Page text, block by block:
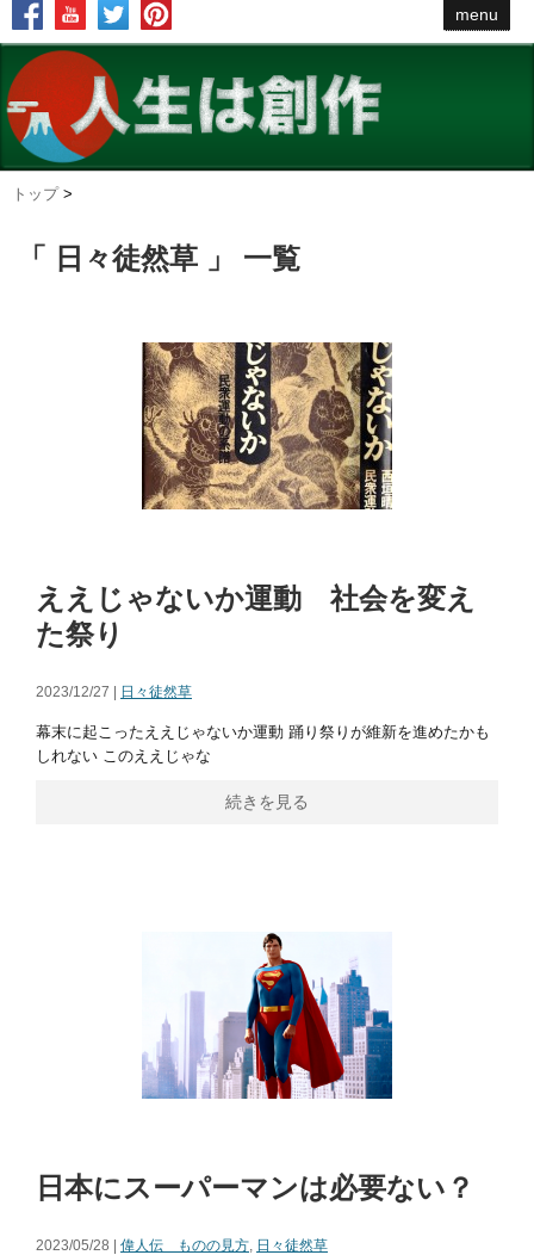
menu
トップ >
「 日々徒然草 」 一覧
ええじゃないか運動 社会を変え
た祭り
2023/12/27 | 日々徒然草
幕末に起こったええじゃないか運動 踊り祭りが維新を進めたかも
しれない このええじゃな
続きを見る
日本にスーパーマンは必要ない？
2023/05/28 | 偉人伝 ものの見方 日々徒然草